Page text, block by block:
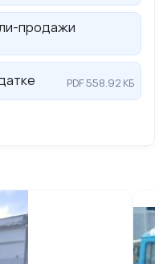
продажи
PDF 558.92 КБ